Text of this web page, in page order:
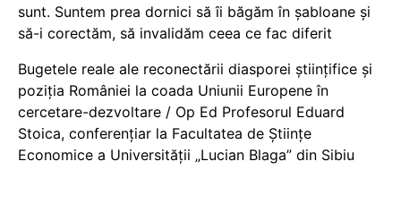
sunt. Suntem prea dornici să îi băgăm în șabloane și
să-i corectăm, să invalidăm ceea ce fac diferit
Bugetele reale ale reconectării diasporei științifice și
poziția României la coada Uniunii Europene în
cercetare-dezvoltare / Op Ed Profesorul Eduard
Stoica, conferențiar la Facultatea de Științe
Economice a Universității „Lucian Blaga” din Sibiu